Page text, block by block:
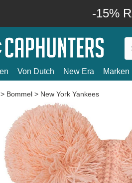
-15%
Von Dutch New Era Marken
> Bommel > New York Yankees